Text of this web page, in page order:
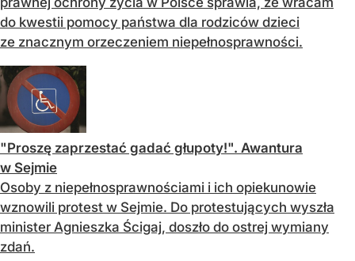
do kwestii pomocy państwa dla rodziców dzieci
ze znacznym orzeczeniem niepełnosprawności.
"Proszę zaprzestać gadać głupoty!". Awantura
w Sejmie
Osoby z niepełnosprawnościami i ich opiekunowie
wznowili protest w Sejmie. Do protestujących wyszła
minister Agnieszka Ścigaj, doszło do ostrej wymiany
zdań.